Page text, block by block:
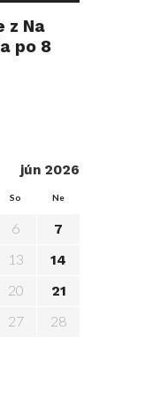
z Na
po 8
jún 2026
So Ne
6 7
13 14
20
21
27
28